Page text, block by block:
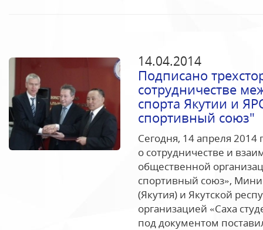
14.04.2014
Подписано
сотрудничестве
спорта Якутии и
спортивный союз"
Сегодня, 14 апреля 2014
о сотрудничестве и
общественной
спортивный союз»,
(Якутия) и Якутской
организацией «Саха
под документом